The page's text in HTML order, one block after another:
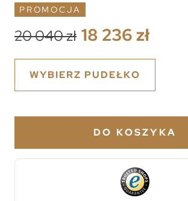
PROMOCJA
20 040 zł 18 236 zł
WYBIERZ PUDEŁKO
DO KOSZYKA